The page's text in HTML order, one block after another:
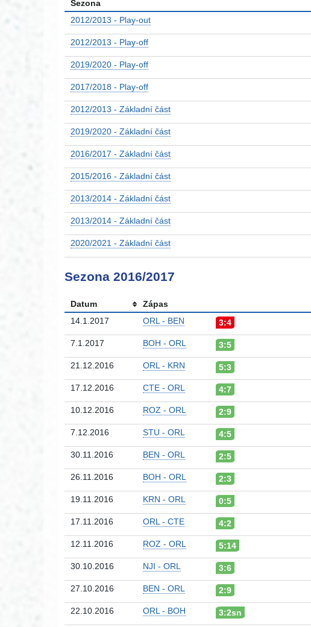
Sezona
2012/2013 - Play-out
2012/2013 - Play-off
2019/2020 - Play-off
2017/2018 - Play-off
2012/2013 - Základní část
2019/2020 - Základní část
2016/2017 - Základní část
2015/2016 - Základní část
2013/2014 - Základní část
2013/2014 - Základní část
2020/2021 - Základní část
Sezona 2016/2017
Datum Zápas
14.1.2017
ORL - BEN 3:4
7.1.2017 BOH - ORL 3:5
21.12.2016 ORL - KRN 5:3
17.12.2016 CTE - ORL 4:7
10.12.2016 ROZ - ORL 2:9
7.12.2016 STU - ORL 4:5
30.11.2016 BEN - ORL 2:5
26.11.2016 BOH - ORL 2:3
19.11.2016 KRN - ORL 0:5
17.11.2016 ORL - CTE 4:2
12.11.2016 ROZ - ORL 5:14
30.10.2016 NJI - ORL 3:6
27.10.2016 BEN - ORL 2:9
22.10.2016 ORL - BOH 3:2sn